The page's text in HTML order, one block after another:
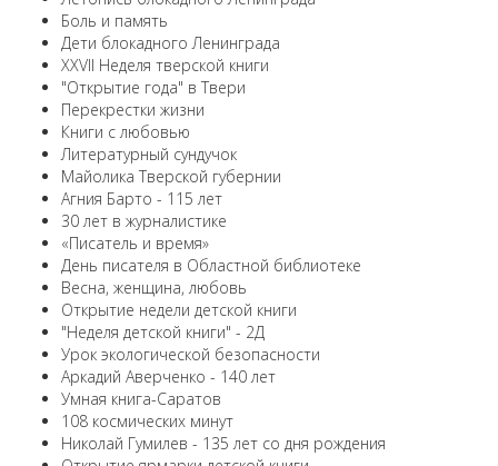
Боль и память
Дети блокадного Ленинграда
XXVII Неделя тверской книги
"Открытие года" в Твери
Перекрестки жизни
Книги с любовью
Литературный сундучок
Майолика Тверской губернии
Агния Барто - 115 лет
30 лет в журналистике
«Писатель и время»
День писателя в Областной библиотеке
Весна, женщина, любовь
Открытие недели детской книги
"Неделя детской книги" - 2Д
Урок экологической безопасности
Аркадий Аверченко - 140 лет
Умная книга-Саратов
108 космических минут
Николай Гумилев - 135 лет со дня рождения